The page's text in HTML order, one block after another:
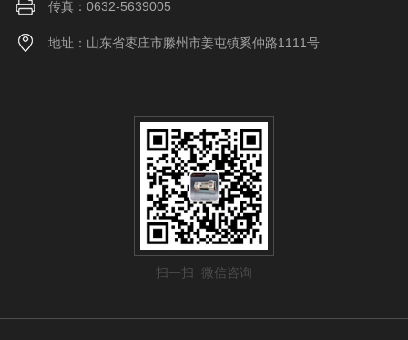
传真：0632-5639005
地址：山东省枣庄市滕州市姜屯镇奚仲路1111号
扫一扫 微信咨询